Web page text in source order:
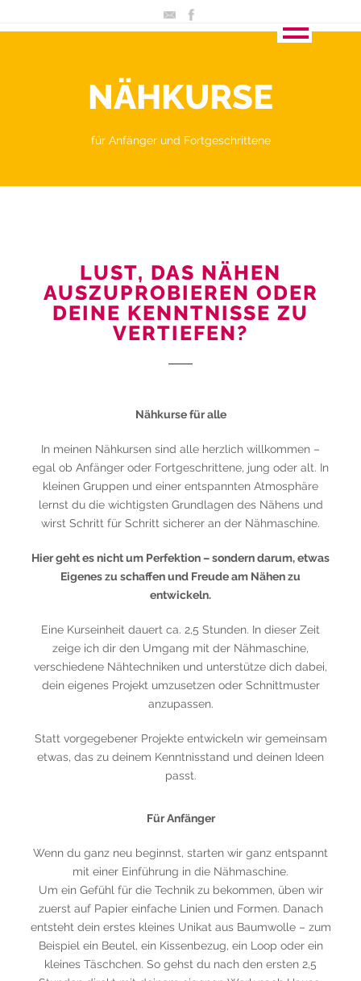
NÄHKURSE
für Anfänger und Fortgeschrittene
LUST, DAS NÄHEN
AUSZUPROBIEREN ODER
DEINE KENNTNISSE ZU
VERTIEFEN?
Nähkurse für alle
In meinen Nähkursen sind alle herzlich willkommen –
egal ob Anfänger oder Fortgeschrittene, jung oder alt. In
kleinen Gruppen und einer entspannten Atmosphäre
lernst du die wichtigsten Grundlagen des Nähens und
wirst Schritt für Schritt sicherer an der Nähmaschine.
Hier geht es nicht um Perfektion – sondern darum, etwas
Eigenes zu schaffen und Freude am Nähen zu
entwickeln.
Eine Kurseinheit dauert ca. 2,5 Stunden. In dieser Zeit
zeige ich dir den Umgang mit der Nähmaschine,
verschiedene Nähtechniken und unterstütze dich dabei,
dein eigenes Projekt umzusetzen oder Schnittmuster
anzupassen.
Statt vorgegebener Projekte entwickeln wir gemeinsam
etwas, das zu deinem Kenntnisstand und deinen Ideen
passt.
Für Anfänger
Wenn du ganz neu beginnst, starten wir ganz entspannt
mit einer Einführung in die Nähmaschine.
Um ein Gefühl für die Technik zu bekommen, üben wir
zuerst auf Papier einfache Linien und Formen. Danach
entsteht dein erstes kleines Unikat aus Baumwolle – zum
Beispiel ein Beutel, ein Kissenbezug, ein Loop oder ein
kleines Täschchen. So gehst du nach den ersten 2,5